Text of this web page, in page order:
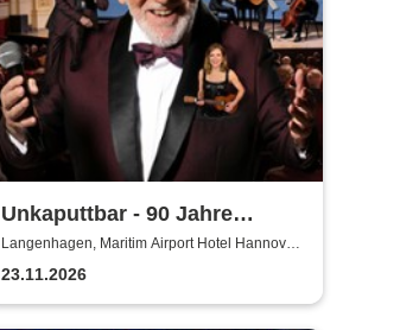
Unkaputtbar - 90 Jahre
Hallervorden
Langenhagen, Maritim Airport Hotel Hannover /
Saal Maritim
23.11.2026